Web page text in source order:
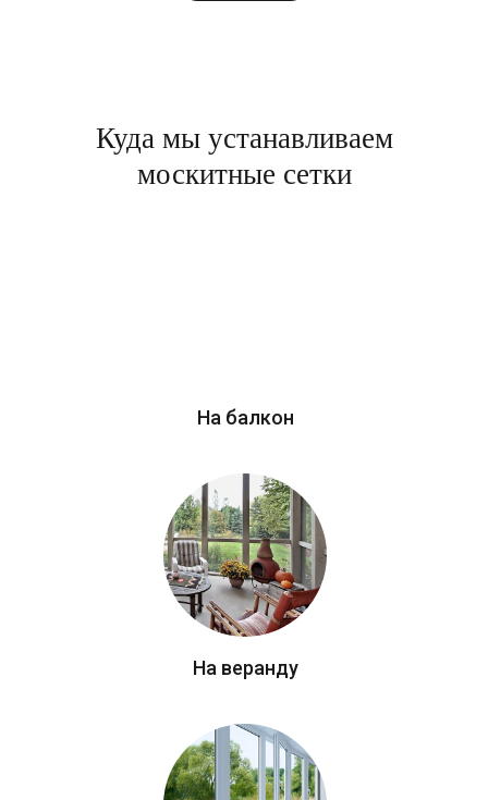
Куда мы устанавливаем
москитные сетки
На балкон
На веранду